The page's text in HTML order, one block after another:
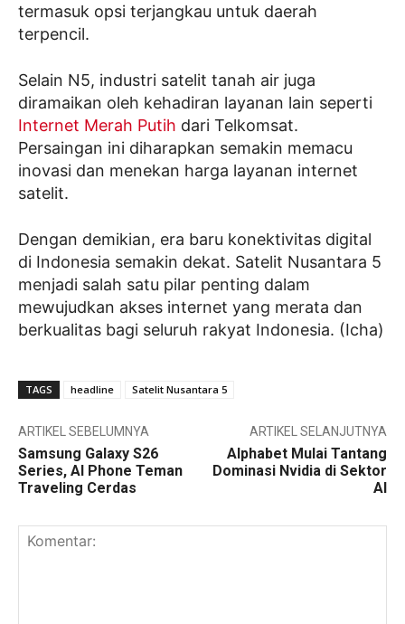
termasuk opsi terjangkau untuk daerah
terpencil.
Selain N5, industri satelit tanah air juga
diramaikan oleh kehadiran layanan lain seperti
Internet Merah Putih dari Telkomsat.
Persaingan ini diharapkan semakin memacu
inovasi dan menekan harga layanan internet
satelit.
Dengan demikian, era baru konektivitas digital
di Indonesia semakin dekat. Satelit Nusantara 5
menjadi salah satu pilar penting dalam
mewujudkan akses internet yang merata dan
berkualitas bagi seluruh rakyat Indonesia. (Icha)
TAGS headline Satelit Nusantara 5
ARTIKEL SEBELUMNYA
Samsung Galaxy S26
Series, AI Phone Teman
Traveling Cerdas
ARTIKEL SELANJUTNYA
Alphabet Mulai Tantang
Dominasi Nvidia di Sektor
AI